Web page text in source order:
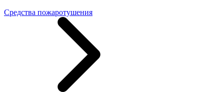
Средства пожаротушения